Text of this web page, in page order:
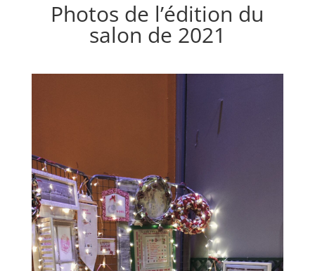
Photos de l’édition du
salon de 2021